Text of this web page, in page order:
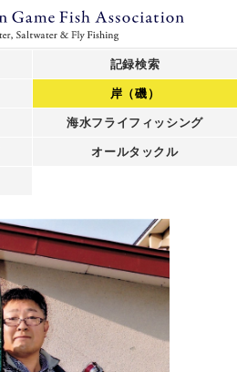
記録検索
岸（磯）
海水フライフィッシング
オールタックル